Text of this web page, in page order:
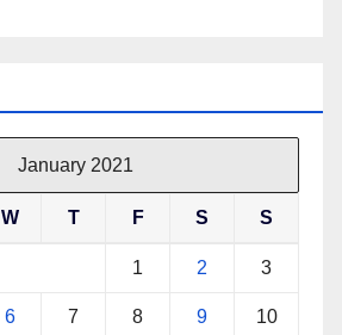
January 2021
W T F S S
1 2 3
6 7 8 9 10